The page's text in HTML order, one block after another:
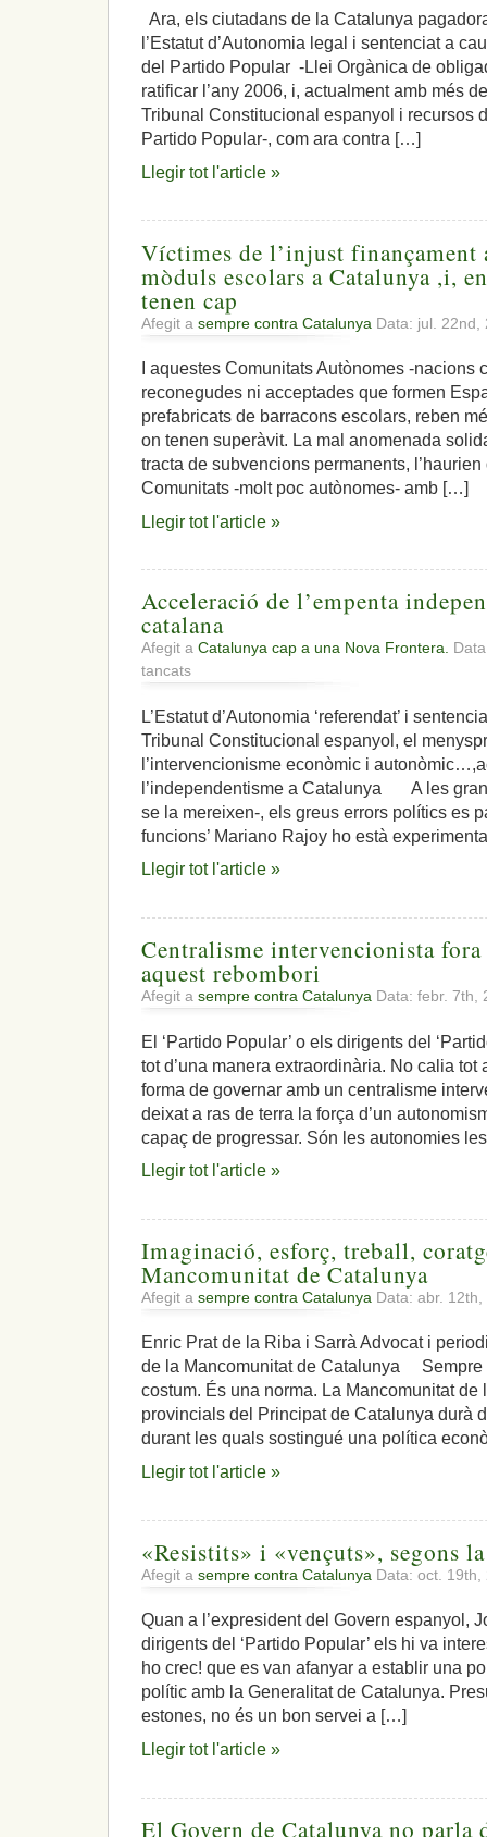
autonòmica,
burla
càstigs.
Catalunya
cada
vegada
allunyada
Rajoy
Ara, els ciutadans de la Catalunya
l’Estatut d’Autonomia legal i sentenciat a
del Partido Popular -Llei Orgànica de
ratificar l’any 2006, i, actualment amb més
Tribunal Constitucional espanyol i recursos
Partido Popular-, com ara contra […]
Llegir tot l'article »
Víctimes de l’injust
mòduls escolars a Catalunya ,i,
tenen cap
Afegit a sempre contra Catalunya Data: jul.
I aquestes Comunitats Autònomes -nacions
reconegudes ni acceptades que formen
prefabricats de barracons escolars, reben
on tenen superàvit. La mal anomenada
tracta de subvencions permanents,
Comunitats -molt poc autònomes- amb […]
Llegir tot l'article »
Acceleració de l’empenta
catalana
Afegit a Catalunya cap a una Nova Frontera.
tancats
Acceleració
l’empenta
independentista
a
nació
catalana
L’Estatut d’Autonomia ‘referendat’ i
Tribunal Constitucional espanyol, el
l’intervencionisme econòmic i
l’independentisme a Catalunya A les
se la mereixen-, els greus errors polítics es
funcions’ Mariano Rajoy ho està
Llegir tot l'article »
Centralisme intervencionista
aquest rebombori
Afegit a sempre contra Catalunya Data: febr. 7th,
El ‘Partido Popular’ o els dirigents del
tot d’una manera extraordinària. No calia tot
forma de governar amb un centralisme
deixat a ras de terra la força d’un
capaç de progressar. Són les autonomies
Llegir tot l'article »
Imaginació, esforç, treball,
Mancomunitat de Catalunya
Afegit a sempre contra Catalunya Data: abr.
Enric Prat de la Riba i Sarrà Advocat i
de la Mancomunitat de Catalunya Sempre
costum. És una norma. La Mancomunitat de
provincials del Principat de Catalunya durà
durant les quals sostingué una política
Llegir tot l'article »
«Resistits» i «vençuts», segons
Afegit a sempre contra Catalunya Data: oct.
Quan a l’expresident del Govern espanyol,
dirigents del ‘Partido Popular’ els hi va
ho crec! que es van afanyar a establir una
polític amb la Generalitat de Catalunya.
estones, no és un bon servei a […]
Llegir tot l'article »
El Govern de Catalunya no parla